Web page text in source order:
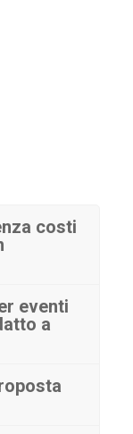
costi
eventi
a